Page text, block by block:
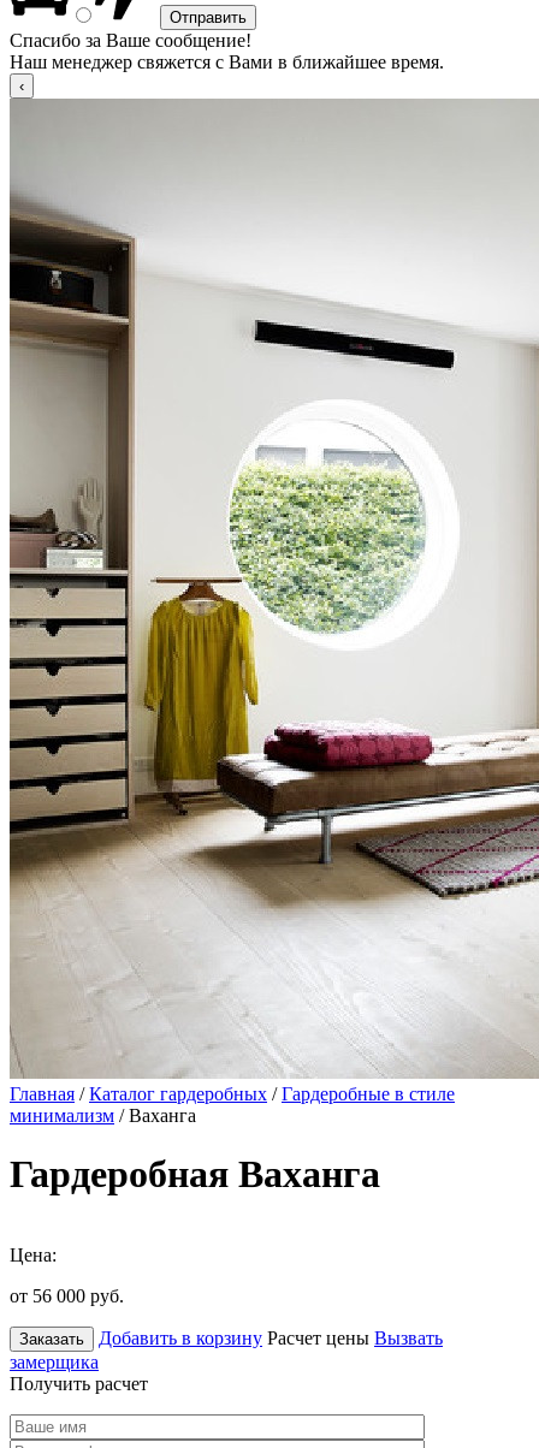
Спасибо за Ваше сообщение!
Наш менеджер свяжется с Вами в ближайшее время.
Главная /Каталог гардеробных /Гардеробные в стиле
минимализм / Ваханга
Гардеробная Ваханга
Цена:
от 56 000 руб.
Заказать Добавить в корзину Расчет цены Вызвать
замерщика
Получить расчет